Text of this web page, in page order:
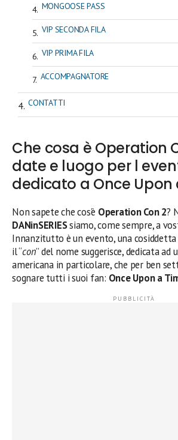
MONGOOSE PASS
VIP SECONDA FILA
VIP PRIMA FILA
ACCOMPAGNATORE
CONTATTI
Che cosa è Operation
date e luogo per l
dedicato a Once Upon
Non sapete che cos’è Operation Con 2?
DANinSERIESsiamo, come sempre, a
Innanzitutto è un evento, una cosiddetta
il “con” del nome suggerisce, dedicata ad
americana in particolare, che per ben
sognare tutti i suoi fan: Once Upon a